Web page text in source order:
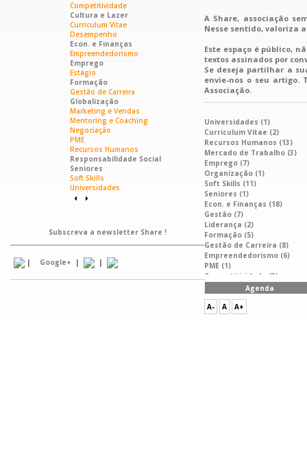
Competitividade
Cultura e Lazer
Curriculum Vitae
Desempenho
Econ. e Finanças
Empreendedorismo
Emprego
Estágio
Formação
Gestão de Carreira
Globalização
Marketing e Vendas
Mentoring e Coaching
Negociação
PME
Recursos Humanos
Responsabilidade Social
Seniores
Soft Skills
Universidades
Subscreva a newsletter Share !
| Google+ | |
A Share, associação
Nesse sentido, valoriza
Este espaço é público,
textos assinados por
Se deseja partilhar a
envie-nos o seu artigo.
Associação.
Universidades (1)
Curriculum Vitae (2)
Recursos Humanos (13)
Mercado de Trabalho (3)
Emprego (7)
Organização (1)
Soft Skills (11)
Seniores (1)
Econ. e Finanças (18)
Gestão (7)
Liderança (2)
Formação (5)
Gestão de Carreira (8)
Empreendedorismo (6)
PME (1)
Competitividade (3)
Comunicação (11)
Desempenho (1)
Internacionalização (2)
Saúde (2)
Agenda
A-
A A+